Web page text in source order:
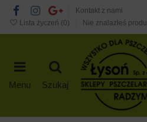
Kontakt z nami
Lista życzeń (0) Nie znalazłeś
Menu Szukaj